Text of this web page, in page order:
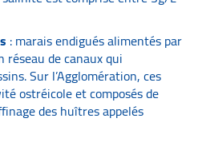
: marais endigués alimentés par
réseau de canaux qui
Sur l’Agglomération, ces
ostréicole et composés de
des huîtres appelés